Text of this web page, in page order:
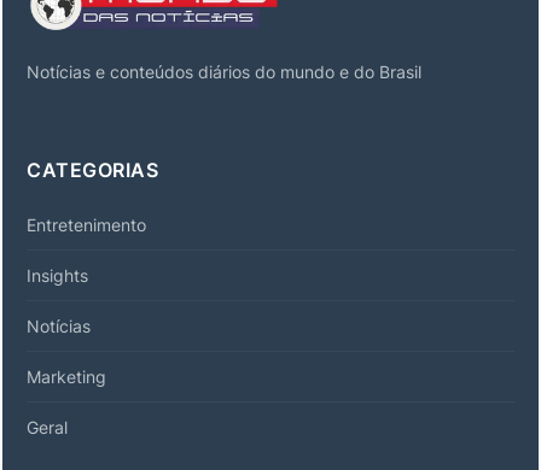
Notícias e conteúdos diários do mundo e do Brasil
CATEGORIAS
Entretenimento
Insights
Notícias
Marketing
Geral